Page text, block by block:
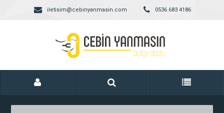
iletisim@cebinyanmasin.com 0536 683 4186